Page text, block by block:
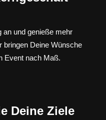
an und genieße mehr
bringen Deine Wünsche
Event nach Maß.
Deine Ziele